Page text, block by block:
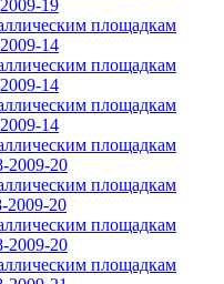
19
площадкам
14
площадкам
14
площадкам
14
площадкам
20
площадкам
20
площадкам
20
площадкам